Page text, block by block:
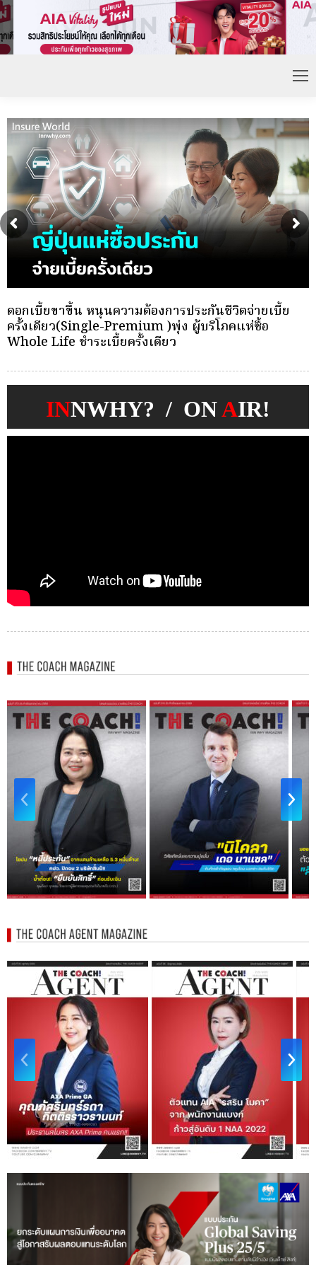
กองทุนประกันวินาศภัย (กปว.) ประกาศเปิดรับสมัคร
บุคคลเพื่อตัดเลือกและแต่งตั้งให้ดำรงตำแหน่งผู้จัดการ
กองทุนประกันวินาศภัย
INNWHY? / ONAIR!